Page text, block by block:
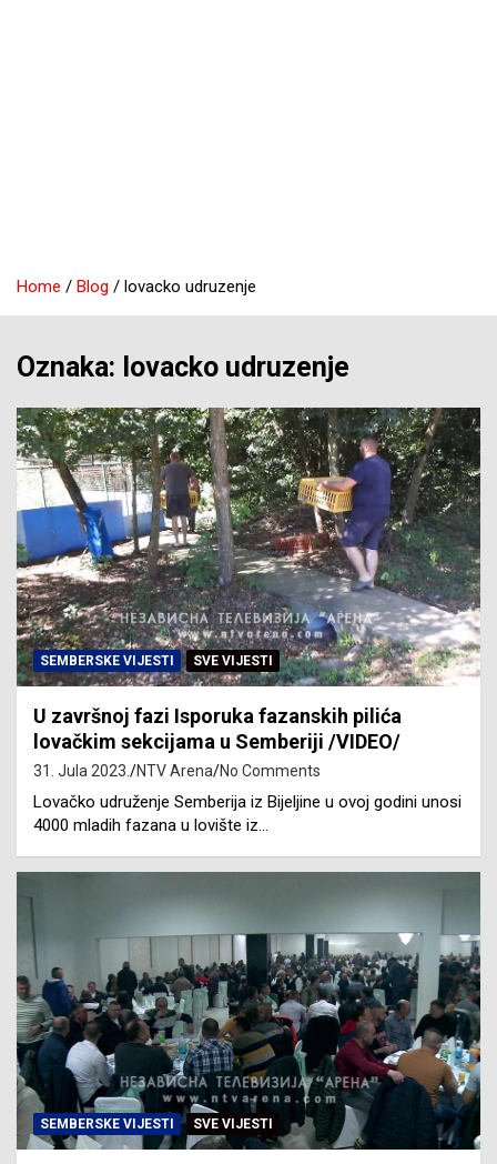
Home Blog lovacko udruzenje
Oznaka: lovacko udruzenje
SEMBERSKE VIJESTI SVE VIJESTI
U završnoj fazi Isporuka fazanskih pilića
lovačkim sekcijama u Semberiji /VIDEO/
31. Jula 2023. NTV Arena No Comments
Lovačko udruženje Semberija iz Bijeljine u ovoj godini unosi
4000 mladih fazana u lovište iz…
SEMBERSKE VIJESTI SVE VIJESTI